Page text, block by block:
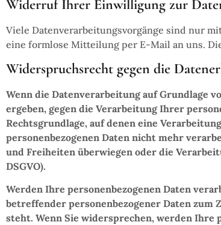
Widerruf Ihrer Einwilligung zur
Viele Datenverarbeitungsvorgänge sind nur
eine formlose Mitteilung per E-Mail an uns.
Widerspruchsrecht gegen die
Wenn die Datenverarbeitung auf Grundlage
ergeben, gegen die Verarbeitung Ihrer
Rechtsgrundlage, auf denen eine
personenbezogenen Daten nicht mehr
und Freiheiten überwiegen oder die
DSGVO).
Werden Ihre personenbezogenen Daten
betreffender personenbezogener Daten
steht. Wenn Sie widersprechen, werden Ihre